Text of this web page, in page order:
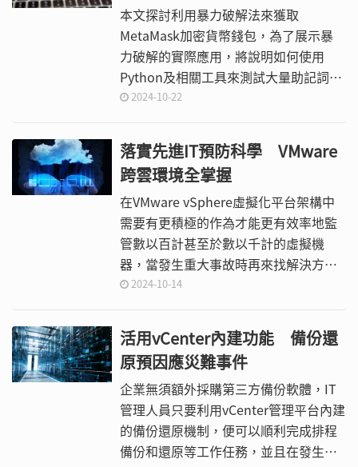
本文探討利用暴力破解法來獲取
MetaMask加密貨幣錢包，為了展示暴
力破解的實際應用，將說明如何使用
Python及相關工具來測試大量助記詞組
合，並且設計一個模擬情境演練，描述
用戶的私鑰，並轉移其加密貨幣資產。
2024-10-22
落實先進IT預防科學 VMware
跨雲環境全掌握
在VMware vSphere虛擬化平台架構中
需要有更積極的作為才能更有效率地監
管數以百計甚至於數以千計的虛擬機
器，當發生重大事故時再來找解決方
案，恐為時已晚。因此，本文將實戰講
「VMware Aria Operations」。
2024-10-14
活用vCenter內建功能 備份還
原預因應災難事件
企業無須額外採購第三方備份軟體，IT
管理人員只要利用vCenter管理平台內建
的備份還原機制，便可以順利完成排程
備份和還原等工作任務，並且在發生災